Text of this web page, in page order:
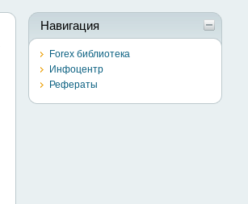
Навигация
Forex библиотека
Инфоцентр
Рефераты